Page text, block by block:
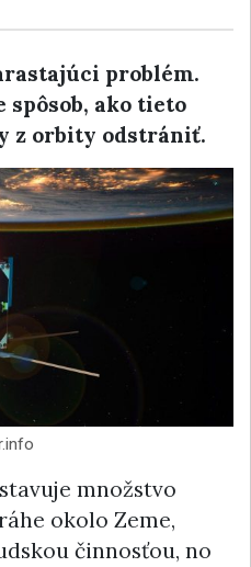
problém.
ako tieto
z orbity odstrániť.
množstvo
okolo Zeme,
činnosťou, no